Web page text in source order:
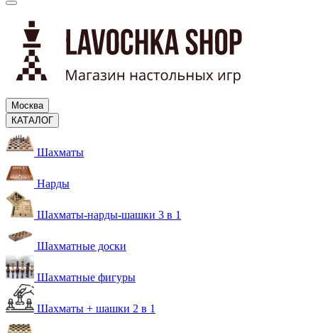
Москва
КАТАЛОГ
Шахматы
Нарды
Шахматы-нарды-шашки 3 в 1
Шахматные доски
Шахматные фигуры
Шахматы + шашки 2 в 1